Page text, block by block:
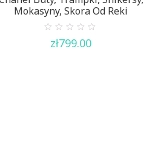
Mokasyny, Skora Od Reki
out
zł799.00